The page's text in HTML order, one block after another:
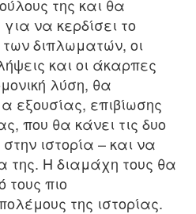
της και θα
να κερδίσει το
των διπλωματών, οι
και οι άκαρπες
λύση, θα
εξουσίας, επιβίωσης
που θα κάνει τις δυο
ιστορία – και να
της. Η διαμάχη τους θα
τους πιο
της ιστορίας.